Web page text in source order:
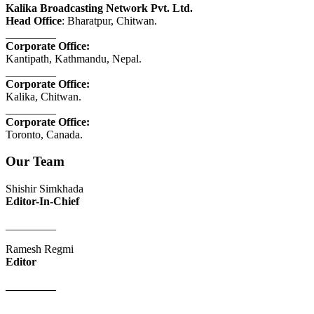
Kalika Broadcasting Network Pvt. Ltd.
Head Office: Bharatpur, Chitwan.
Corporate Office:
Kantipath, Kathmandu, Nepal.
Corporate Office:
Kalika, Chitwan.
Corporate Office:
Toronto, Canada.
Our Team
Shishir Simkhada
Editor-In-Chief
Ramesh Regmi
Editor